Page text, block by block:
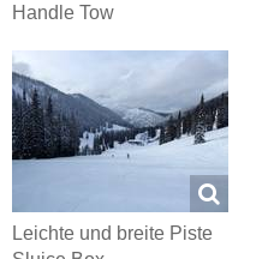
Handle Tow
Leichte und breite Piste